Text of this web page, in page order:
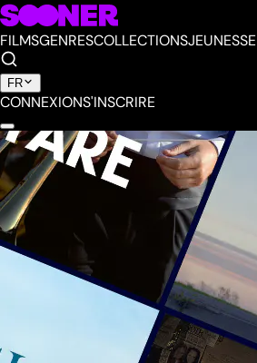
FILMSGENRESCOLLECTIONSJEUNESSE
FR
CONNEXIONS'INSCRIRE